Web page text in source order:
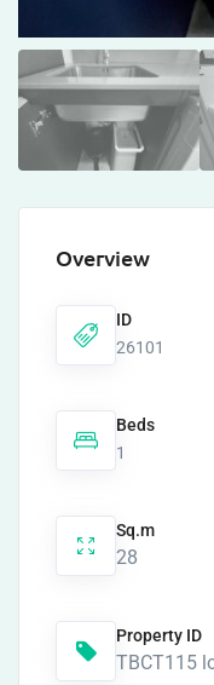
Overview
ID
26101
Beds
1
Sq.m
28
Property ID
TBCT115